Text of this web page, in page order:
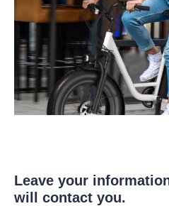
Leave your
will contact you.